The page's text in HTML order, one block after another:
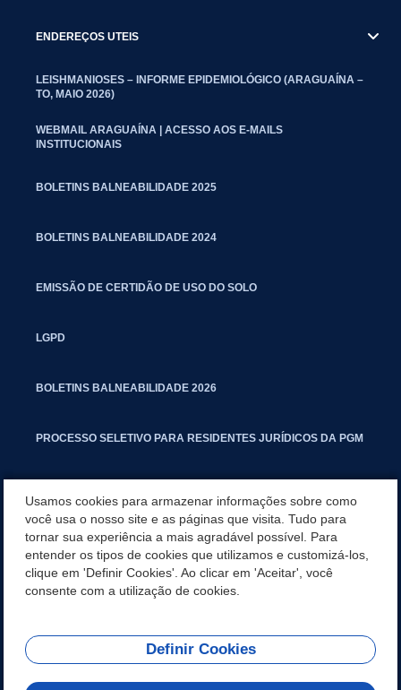
ENDEREÇOS UTEIS
LEISHMANIOSES – INFORME EPIDEMIOLÓGICO (ARAGUAÍNA –
TO, MAIO 2026)
WEBMAIL ARAGUAÍNA | ACESSO AOS E-MAILS
INSTITUCIONAIS
BOLETINS BALNEABILIDADE 2025
BOLETINS BALNEABILIDADE 2024
EMISSÃO DE CERTIDÃO DE USO DO SOLO
LGPD
BOLETINS BALNEABILIDADE 2026
PROCESSO SELETIVO PARA RESIDENTES JURÍDICOS DA PGM
MANUAL DE PROCEDIMENTOS IMOBILIÁRIOS SEINFRA
TURMINHA DO LAGO
REDES SOCIAIS
Usamos cookies para armazenar informações sobre como
você usa o nosso site e as páginas que visita. Tudo para
tornar sua experiência a mais agradável possível. Para
entender os tipos de cookies que utilizamos e customizá-los,
clique em 'Definir Cookies'. Ao clicar em 'Aceitar', você
consente com a utilização de cookies.
Definir Cookies